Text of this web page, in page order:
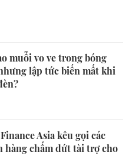
muỗi vo ve trong bóng
lập tức biến mất khi
Asia kêu gọi các
hàng chấm dứt tài trợ cho